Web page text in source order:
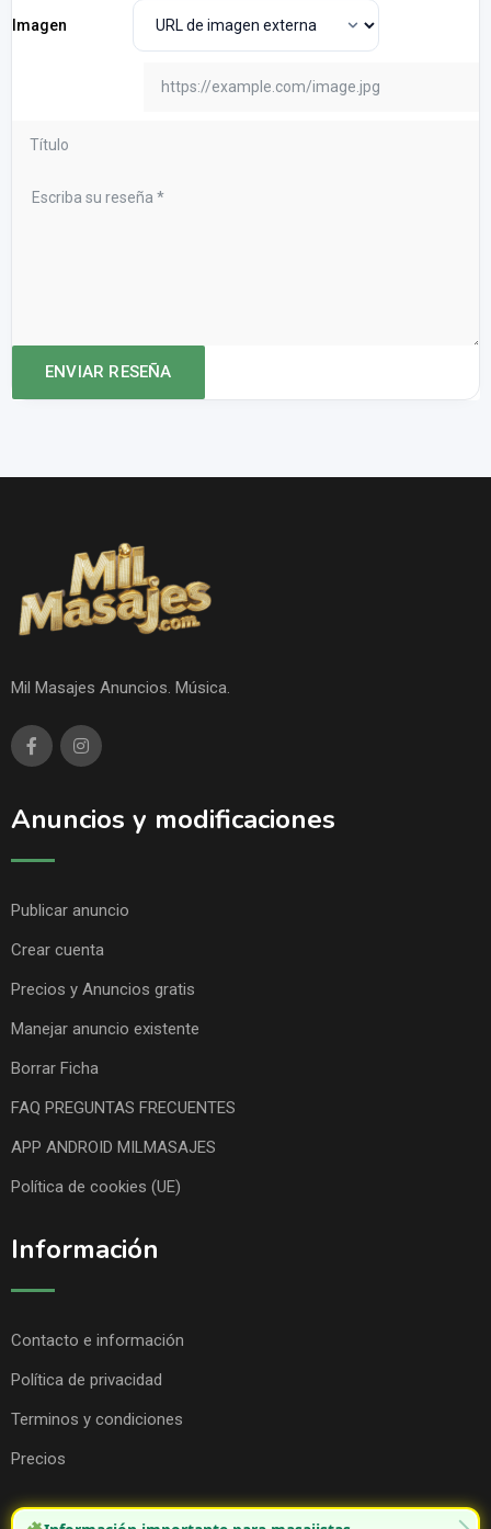
Imagen
Mil Masajes Anuncios. Música.
Anuncios y modificaciones
Publicar anuncio
Crear cuenta
Precios y Anuncios gratis
Manejar anuncio existente
Borrar Ficha
FAQ PREGUNTAS FRECUENTES
APP ANDROID MILMASAJES
Política de cookies (UE)
Información
Contacto e información
Política de privacidad
Terminos y condiciones
Precios